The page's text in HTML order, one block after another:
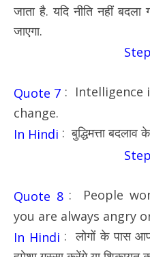
जाता है. यदि नीति नहीं
जाएगा.
Quote 7 : Intelligence
change.
In Hindi : बुद्धिमत्ता
Quote 8 : People
you are always angry
In Hindi : लोगों के पास